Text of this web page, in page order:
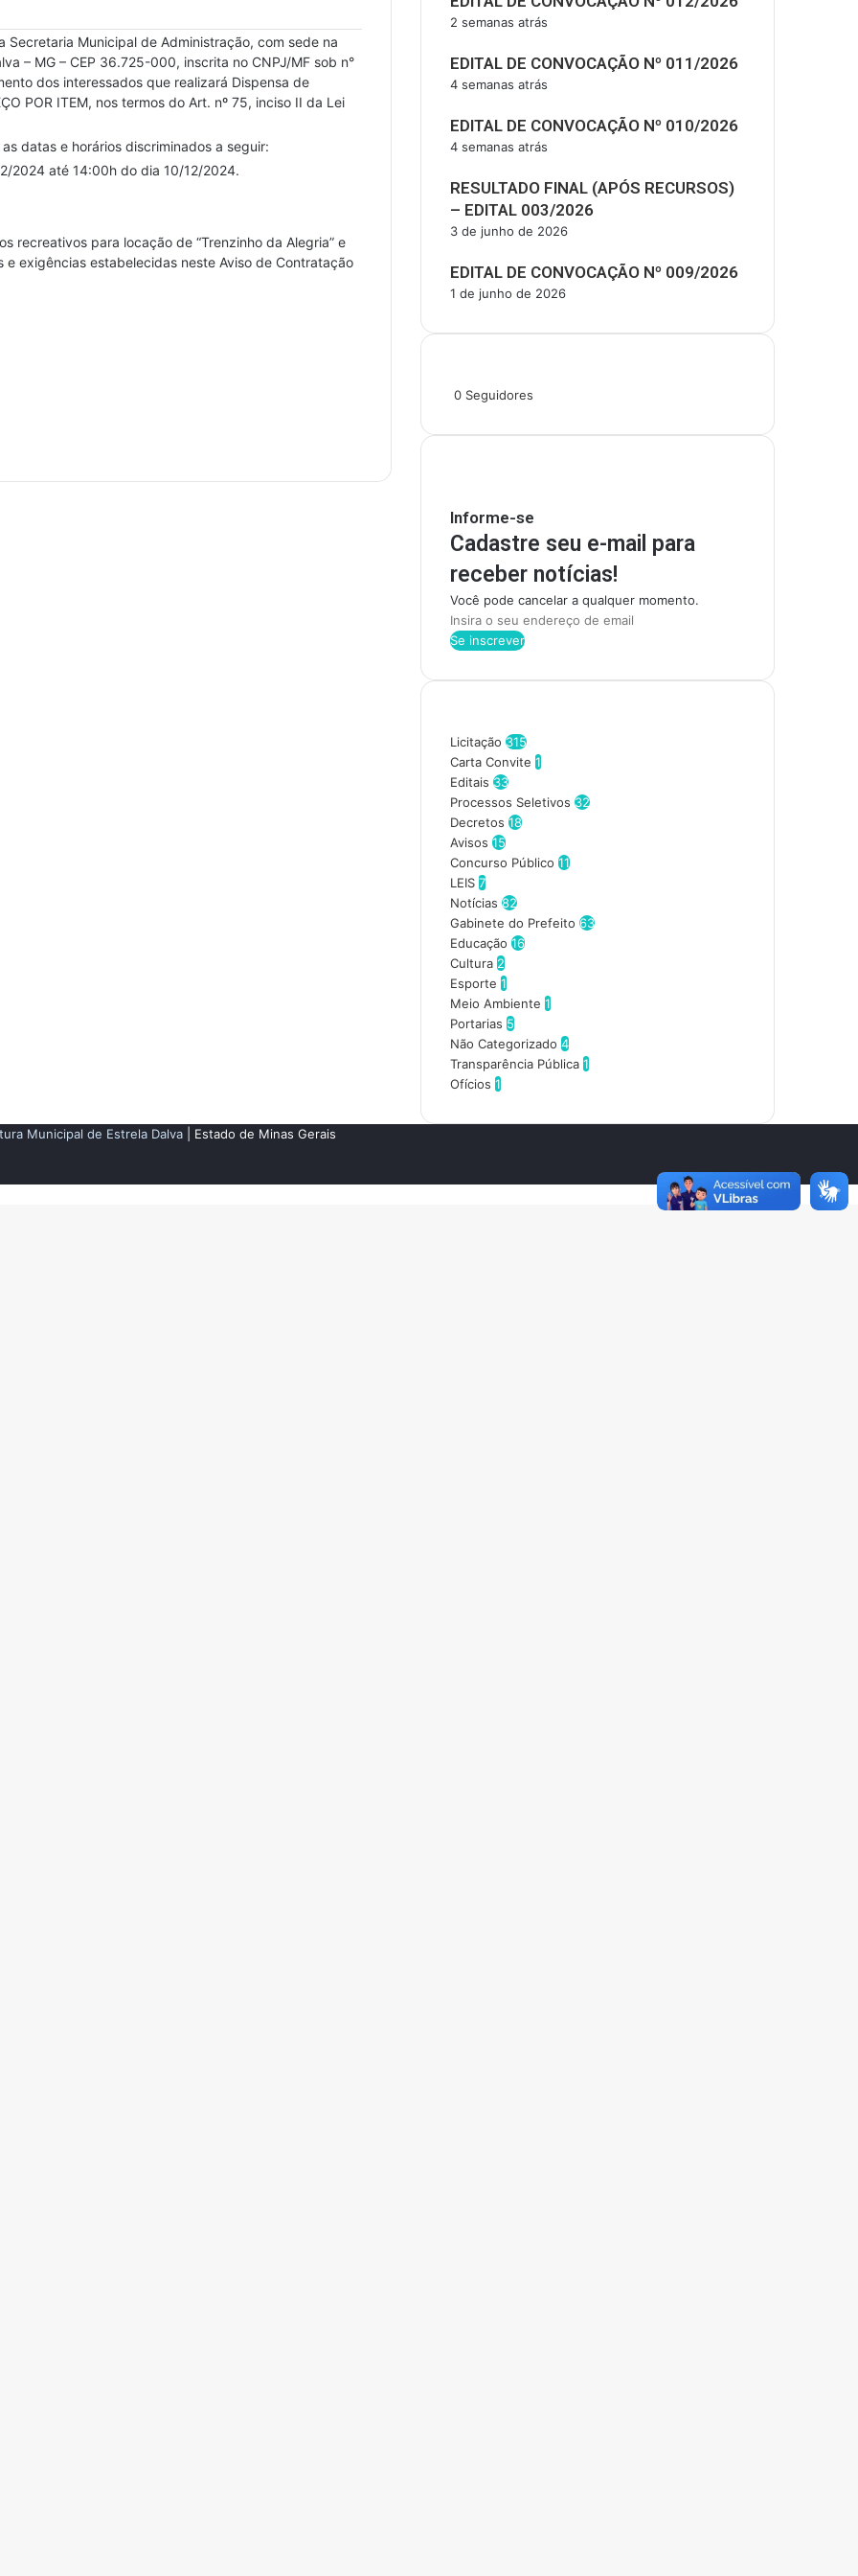
Municipal de Administração, com sede na
– MG – CEP 36.725-000, inscrita no CNPJ/MF sob n°
dos interessados que realizará Dispensa de
POR ITEM, nos termos do Art. nº 75, inciso II da Lei
datas e horários discriminados a seguir:
2024 até 14:00h do dia 10/12/2024.
recreativos para locação de “Trenzinho da Alegria” e
e exigências estabelecidas neste Aviso de Contratação
2 semanas atrás
EDITAL DE CONVOCAÇÃO Nº 011/2026
4 semanas atrás
EDITAL DE CONVOCAÇÃO Nº 010/2026
4 semanas atrás
RESULTADO FINAL (APÓS RECURSOS)
– EDITAL 003/2026
3 de junho de 2026
EDITAL DE CONVOCAÇÃO Nº 009/2026
1 de junho de 2026
0 Seguidores
Informe-se
Cadastre seu e-mail para
receber notícias!
Você pode cancelar a qualquer momento.
I
n
i
o
s
e
u
e
n
d
e
r
e
ç
o
d
e
e
m
a
i
Licitação 315
Carta Convite 1
Editais 33
Processos Seletivos 32
Decretos 18
Avisos 15
Concurso Público 11
LEIS 7
Notícias 82
Gabinete do Prefeito 63
Educação 16
Cultura 2
Esporte 1
Meio Ambiente 1
Portarias 5
Não Categorizado 4
Transparência Pública 1
Ofícios 1
Municipal de Estrela Dalva | Estado de Minas Gerais